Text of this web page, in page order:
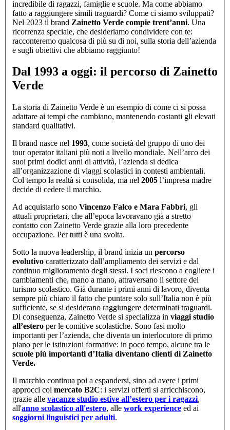
incredibile di ragazzi, famiglie e scuole. Ma come abbiamo
fatto a raggiungere simili traguardi? Come ci siamo sviluppati?
Nel 2023 il brand Zainetto Verde compie trent’anni. Una
ricorrenza speciale, che desideriamo condividere con te:
racconteremo qualcosa di più su di noi, sulla storia dell’azienda
e sugli obiettivi che abbiamo raggiunto!
Dal 1993 a oggi: il percorso di Zainetto
Verde
La storia di Zainetto Verde è un esempio di come ci si possa
adattare ai tempi che cambiano, mantenendo costanti gli elevati
standard qualitativi.
Il brand nasce nel 1993, come società del gruppo di uno dei
tour operator italiani più noti a livello mondiale. Nell’arco dei
suoi primi dodici anni di attività, l’azienda si dedica
all’organizzazione di viaggi scolastici in contesti ambientali.
Col tempo la realtà si consolida, ma nel 2005 l’impresa madre
decide di cedere il marchio.
Ad acquistarlo sono Vincenzo Falco e Mara Fabbri, gli
attuali proprietari, che all’epoca lavoravano già a stretto
contatto con Zainetto Verde grazie alla loro precedente
occupazione. Per tutti è una svolta.
Sotto la nuova leadership, il brand inizia un percorso
evolutivo caratterizzato dall’ampliamento dei servizi e dal
continuo miglioramento degli stessi. I soci riescono a cogliere i
cambiamenti che, mano a mano, attraversano il settore del
turismo scolastico. Già durante i primi anni di lavoro, diventa
sempre più chiaro il fatto che puntare solo sull’Italia non è più
sufficiente, se si desiderano raggiungere determinati traguardi.
Di conseguenza, Zainetto Verde si specializza in viaggi studio
all’estero per le comitive scolastiche. Sono fasi molto
importanti per l’azienda, che diventa un interlocutore di primo
piano per le istituzioni formative: in poco tempo, alcune tra le
scuole più importanti d’Italia diventano clienti di Zainetto
Verde.
Il marchio continua poi a espandersi, sino ad avere i primi
approcci col mercato B2C: i servizi offerti si arricchiscono,
grazie alle vacanze studio estive all’estero per i ragazzi,
all'anno scolastico all'estero, alle work experience ed ai
soggiorni linguistici per adulti.